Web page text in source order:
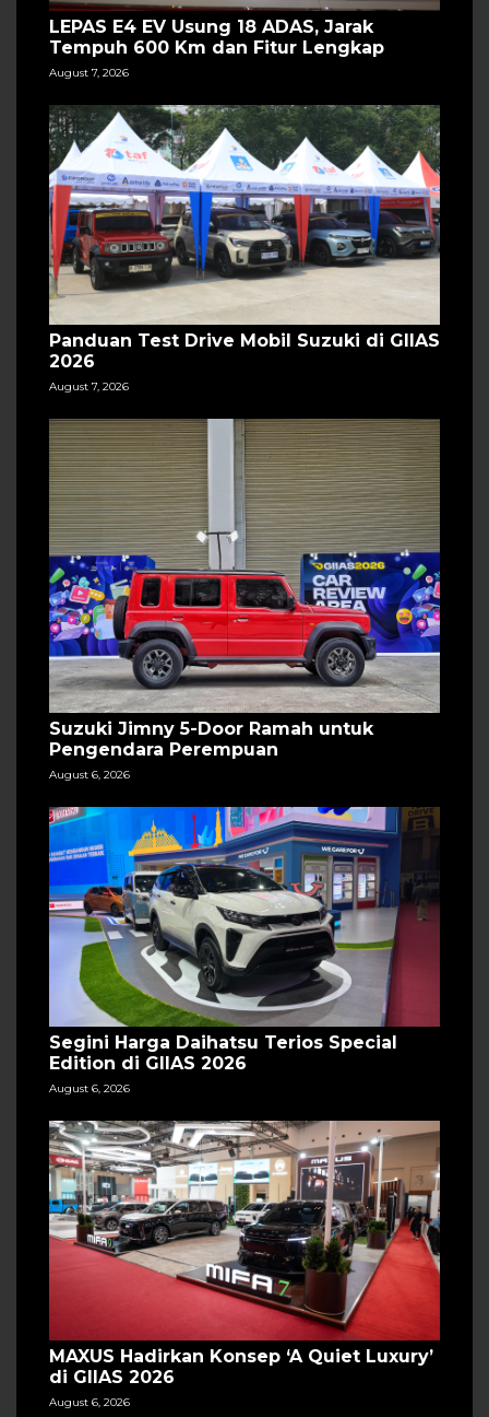
LEPAS E4 EV Usung 18 ADAS, Jarak
Tempuh 600 Km dan Fitur Lengkap
August 7, 2026
Panduan Test Drive Mobil Suzuki di GIIAS
2026
August 7, 2026
Suzuki Jimny 5-Door Ramah untuk
Pengendara Perempuan
August 6, 2026
Segini Harga Daihatsu Terios Special
Edition di GIIAS 2026
August 6, 2026
MAXUS Hadirkan Konsep ‘A Quiet Luxury’
di GIIAS 2026
August 6, 2026